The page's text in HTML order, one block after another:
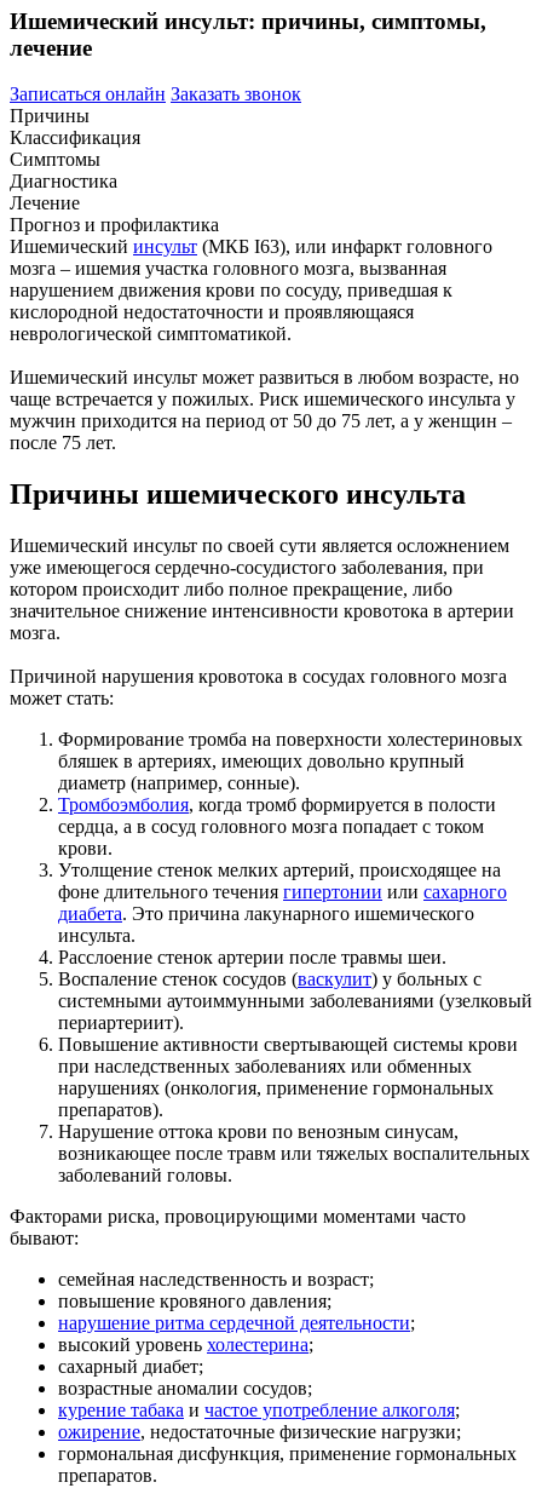
Ишемический инсульт: причины, симптомы,
лечение
Записаться онлайн Заказать звонок
Причины
Классификация
Симптомы
Диагностика
Лечение
Прогноз и профилактика
Ишемический инсульт (МКБ I63), или инфаркт головного
мозга – ишемия участка головного мозга, вызванная
нарушением движения крови по сосуду, приведшая к
кислородной недостаточности и проявляющаяся
неврологической симптоматикой.
Ишемический инсульт может развиться в любом возрасте, но
чаще встречается у пожилых. Риск ишемического инсульта у
мужчин приходится на период от 50 до 75 лет, а у женщин –
после 75 лет.
Причины ишемического инсульта
Ишемический инсульт по своей сути является осложнением
уже имеющегося сердечно-сосудистого заболевания, при
котором происходит либо полное прекращение, либо
значительное снижение интенсивности кровотока в артерии
мозга.
Причиной нарушения кровотока в сосудах головного мозга
может стать:
Формирование тромба на поверхности холестериновых
бляшек в артериях, имеющих довольно крупный
диаметр (например, сонные).
Тромбоэмболия, когда тромб формируется в полости
сердца, а в сосуд головного мозга попадает с током
крови.
Утолщение стенок мелких артерий, происходящее на
фоне длительного течения гипертонии или сахарного
диабета. Это причина лакунарного ишемического
инсульта.
Расслоение стенок артерии после травмы шеи.
Воспаление стенок сосудов (васкулит) у больных с
системными аутоиммунными заболеваниями (узелковый
периартериит).
Повышение активности свертывающей системы крови
при наследственных заболеваниях или обменных
нарушениях (онкология, применение гормональных
препаратов).
Нарушение оттока крови по венозным синусам,
возникающее после травм или тяжелых воспалительных
заболеваний головы.
Факторами риска, провоцирующими моментами часто
бывают:
семейная наследственность и возраст;
повышение кровяного давления;
нарушение ритма сердечной деятельности;
высокий уровень холестерина;
сахарный диабет;
возрастные аномалии сосудов;
курение табака и частое употребление алкоголя;
ожирение, недостаточные физические нагрузки;
гормональная дисфункция, применение гормональных
препаратов.